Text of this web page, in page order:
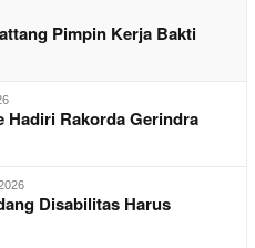
Pimpin Kerja Bakti
Hadiri Rakorda Gerindra
Disabilitas Harus